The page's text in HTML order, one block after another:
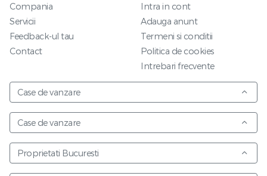
Compania
Servicii
Feedback-ul tau
Contact
Intra in cont
Adauga anunt
Termeni si conditii
Politica de cookies
Intrebari frecvente
Case de vanzare
Case de vanzare
Proprietati Bucuresti